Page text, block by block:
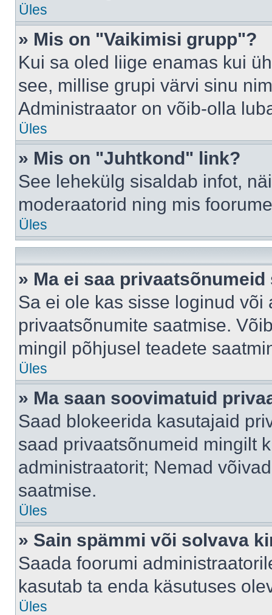
Üles
» Mis on "Vaikimisi grupp"?
Kui sa oled liige enamas kui
see, millise grupi värvi sinu
Administraator on võib-olla
Üles
» Mis on "Juhtkond" link?
See lehekülg sisaldab infot,
moderaatorid ning mis
Üles
» Ma ei saa privaatsõnumeid
Sa ei ole kas sisse loginud
privaatsõnumite saatmise.
mingil põhjusel teadete
Üles
» Ma saan soovimatuid
Saad blokeerida kasutajaid
saad privaatsõnumeid mingilt
administraatorit; Nemad
saatmise.
Üles
» Sain spämmi või solvava
Saada foorumi
kasutab ta enda käsutuses
Üles